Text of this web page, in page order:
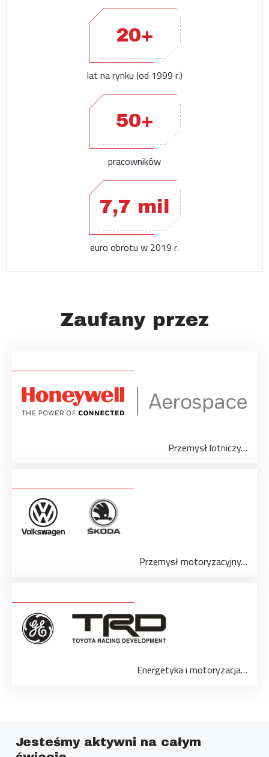
20+
lat na rynku (od 1999 r.)
50+
pracowników
7,7 mil
euro obrotu w 2019 r.
Zaufany przez
Przemysł lotniczy…
Przemysł motoryzacyjny…
Energetyka i motoryzacja…
Jesteśmy aktywni na całym